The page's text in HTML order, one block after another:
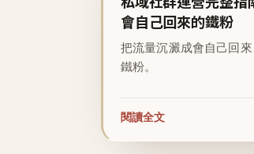
會自己回來的鐵粉
把流量沉澱成會自己回
鐵粉。
閱讀全文